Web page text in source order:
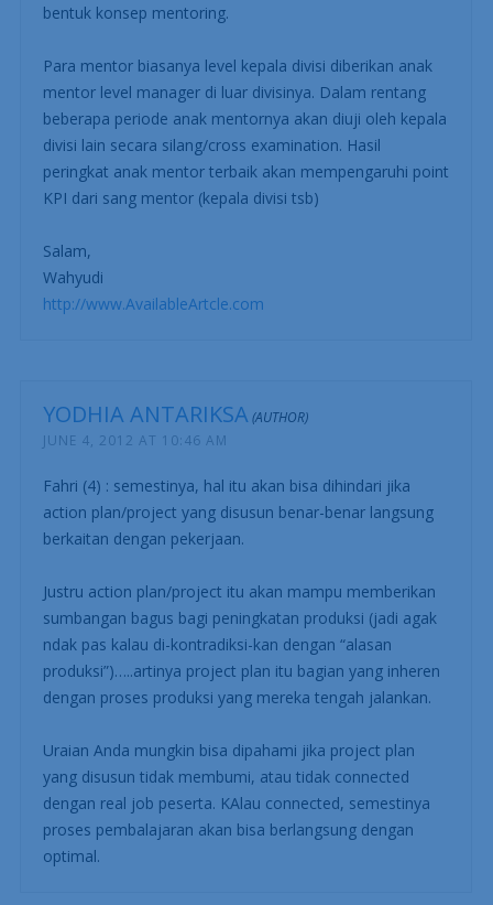
bentuk konsep mentoring.
Para mentor biasanya level kepala divisi diberikan anak
mentor level manager di luar divisinya. Dalam rentang
beberapa periode anak mentornya akan diuji oleh kepala
divisi lain secara silang/cross examination. Hasil
peringkat anak mentor terbaik akan mempengaruhi point
KPI dari sang mentor (kepala divisi tsb)
Salam,
Wahyudi
http://www.AvailableArtcle.com
YODHIA ANTARIKSA
JUNE 4, 2012 AT 10:46 AM
Fahri (4) : semestinya, hal itu akan bisa dihindari jika
action plan/project yang disusun benar-benar langsung
berkaitan dengan pekerjaan.
Justru action plan/project itu akan mampu memberikan
sumbangan bagus bagi peningkatan produksi (jadi agak
ndak pas kalau di-kontradiksi-kan dengan “alasan
produksi”)…..artinya project plan itu bagian yang inheren
dengan proses produksi yang mereka tengah jalankan.
Uraian Anda mungkin bisa dipahami jika project plan
yang disusun tidak membumi, atau tidak connected
dengan real job peserta. KAlau connected, semestinya
proses pembalajaran akan bisa berlangsung dengan
optimal.